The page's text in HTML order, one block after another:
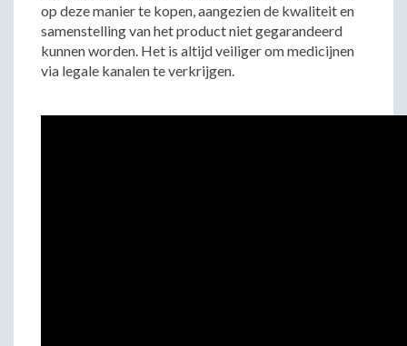
op deze manier te kopen, aangezien de kwaliteit en
samenstelling van het product niet gegarandeerd
kunnen worden. Het is altijd veiliger om medicijnen
via legale kanalen te verkrijgen.